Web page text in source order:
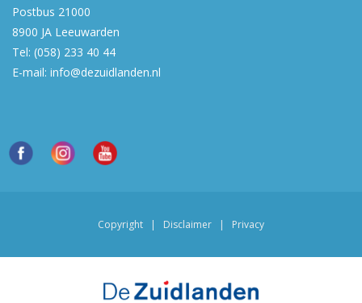
Postbus 21000
8900 JA Leeuwarden
Tel: (058) 233 40 44
E-mail: info@dezuidlanden.nl
Copyright | Disclaimer | Privacy